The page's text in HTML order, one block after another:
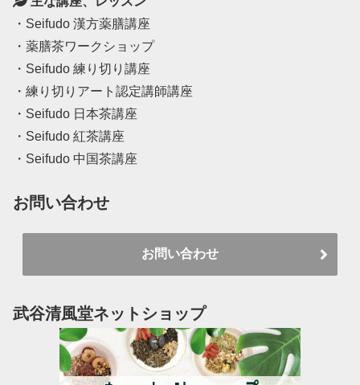
・Seifudo 漢方薬膳講座
・薬膳茶ワークショップ
・Seifudo 練り切り講座
・練り切りアート認定講師講座
・Seifudo 日本茶講座
・Seifudo 紅茶講座
・Seifudo 中国茶講座
お問い合わせ
お問い合わせ
武谷清風堂ネットショップ